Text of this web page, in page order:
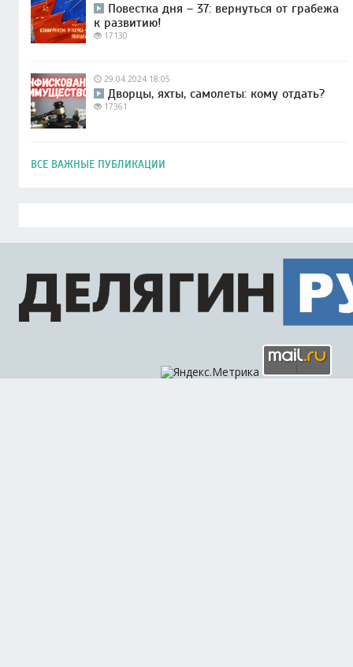
Повестка дня – 37: вернуться от грабежа
к развитию!
17130
29.04.2024 18:05
Дворцы, яхты, самолеты: кому отдать?
17361
ВСЕ ВАЖНЫЕ ПУБЛИКАЦИИ